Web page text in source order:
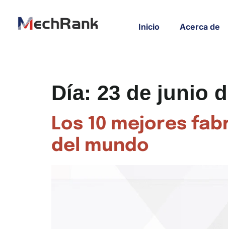
Inicio Acerca de
Día: 23 de junio
Los 10 mejores
del mundo